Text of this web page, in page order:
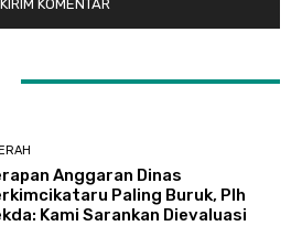
Anggaran Dinas
Paling Buruk, Plh
Kami Sarankan Dievaluasi